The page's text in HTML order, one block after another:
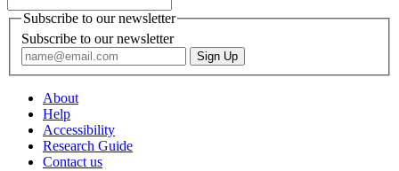
Subscribe to our newsletter
Subscribe to our newsletter
About
Help
Accessibility
Research Guide
Contact us